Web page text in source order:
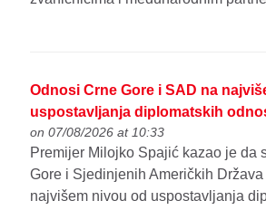
Odnosi Crne Gore i SAD na
uspostavljanja diplomatskih
on 07/08/2026 at 10:33
Premijer Milojko Spajić kazao je da
Gore i Sjedinjenih Američkih
najvišem nivou od uspostavljanja